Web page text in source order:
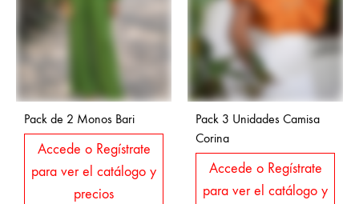
Pack de 2 Monos Bari
Accede o Regístrate
para ver el catálogo y
precios
Pack 3 Unidades Camisa
Corina
Accede o Regístrate
para ver el catálogo y